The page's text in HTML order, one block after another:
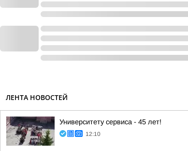
ЛЕНТА НОВОСТЕЙ
Университету сервиса - 45 лет!
12:10